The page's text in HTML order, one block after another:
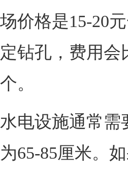
场价格是15-20
定钻孔，费用会
个。
水电设施通常需
为65-85厘米。